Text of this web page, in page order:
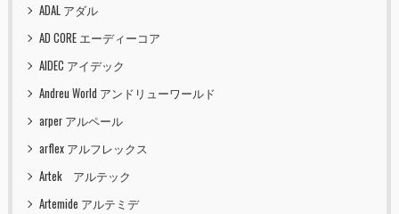
ADAL アダル
AD CORE エーディーコア
AIDEC アイデック
Andreu World アンドリューワールド
arper アルペール
arflex アルフレックス
Artek アルテック
Artemide アルテミデ